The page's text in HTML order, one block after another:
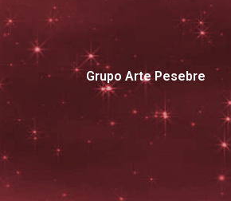
Grupo Arte Pesebre